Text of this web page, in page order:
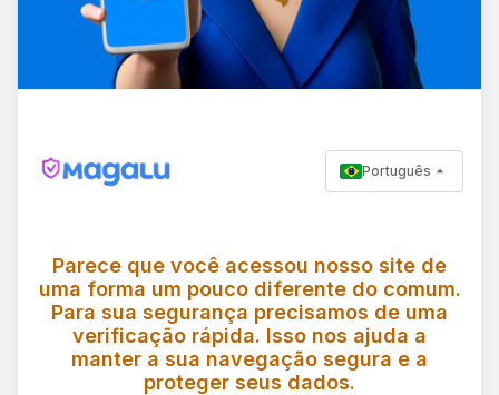
Português
Parece que você acessou nosso site de
uma forma um pouco diferente do comum.
Para sua segurança precisamos de uma
verificação rápida. Isso nos ajuda a
manter a sua navegação segura e a
proteger seus dados.